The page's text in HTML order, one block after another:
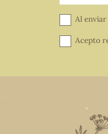
Al enviar
Acepto